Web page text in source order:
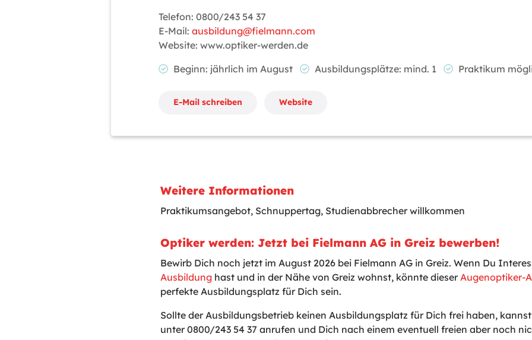
Telefon: 0800/243 54 37
E-Mail: ausbildung@fielmann.com
Website: www.optiker-werden.de
Beginn: jährlich im August
Ausbildungsplätze: mind. 1 Praktikum
E-Mail schreiben Website
Weitere Informationen
Praktikumsangebot, Schnuppertag, Studienabbrecher willkommen
Optiker werden: Jetzt bei Fielmann AG in Greiz bewerben!
Bewirb Dich noch jetzt im August 2026 bei Fielmann AG in Greiz. Wenn Du
Ausbildung hast und in der Nähe von Greiz wohnst, könnte dieserAugenoptiker-
perfekte Ausbildungsplatz für Dich sein.
Sollte der Ausbildungsbetrieb keinen Ausbildungsplatz für Dich frei haben,
unter 0800/243 54 37 anrufen und Dich nach einem eventuell freien aber noch